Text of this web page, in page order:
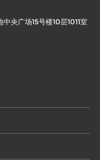
央广场15号楼10层1011室